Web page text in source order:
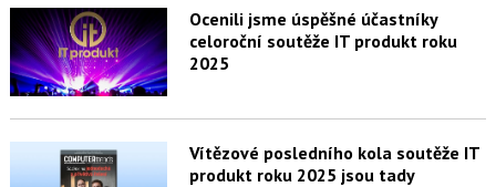
Ocenili jsme úspěšné účastníky
celoroční soutěže IT produkt roku
2025
Vítězové posledního kola soutěže IT
produkt roku 2025 jsou tady